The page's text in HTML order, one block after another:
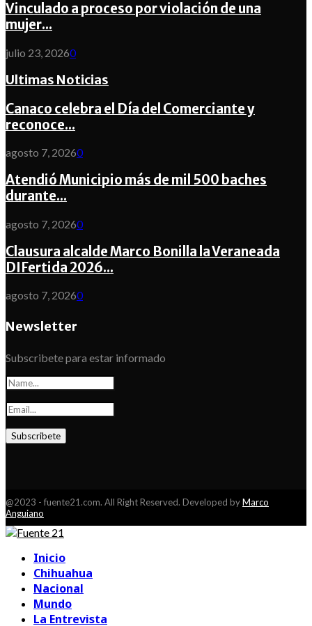
Vinculado a proceso por violación de una
mujer...
julio 23, 20260
Ultimas Noticias
Canaco celebra el Día del Comerciante y
reconoce...
agosto 7, 20260
Atendió Municipio más de mil 500 baches
durante...
agosto 7, 20260
Clausura alcalde Marco Bonilla la Veraneada
DIFertida 2026...
agosto 7, 20260
Newsletter
Subscribete para estar informado
@2023 - fuente21.com. All Right Reserved. Developed byMarco
Anguiano
Inicio
Chihuahua
Nacional
Mundo
La Entrevista